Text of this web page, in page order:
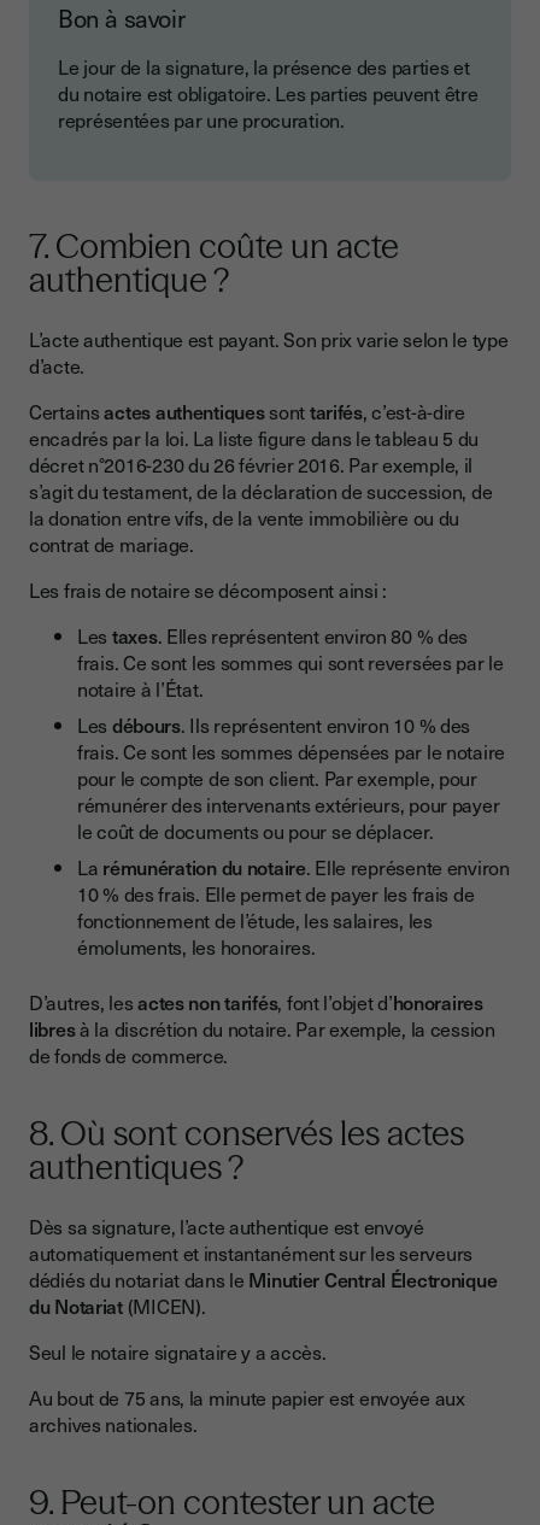
Bon à savoir
Le jour de la signature, la présence des parties et
du notaire est obligatoire. Les parties peuvent être
représentées par une procuration.
7. Combien coûte un acte
authentique ?
L’acte authentique est payant. Son prix varie selon le type
d’acte.
Certainsactes authentiquessonttarifés, c’est-à-dire
encadrés par la loi. La liste figure dans le tableau 5 du
décret n°2016-230 du 26 février 2016. Par exemple, il
s’agit du testament, de la déclaration de succession, de
la donation entre vifs, de la vente immobilière ou du
contrat de mariage.
Les frais de notaire se décomposent ainsi :
Les taxes. Elles représentent environ 80 % des
frais. Ce sont les sommes qui sont reversées par le
notaire à l’État.
Les débours. Ils représentent environ 10 % des
frais. Ce sont les sommes dépensées par le notaire
pour le compte de son client. Par exemple, pour
rémunérer des intervenants extérieurs, pour payer
le coût de documents ou pour se déplacer.
La rémunération du notaire. Elle représente environ
10 % des frais. Elle permet de payer les frais de
fonctionnement de l’étude, les salaires, les
émoluments, les honoraires.
D’autres, lesactes non tarifés, font l’objet d’honoraires
libresà la discrétion du notaire. Par exemple, la cession
de fonds de commerce.
8. Où sont conservés les actes
authentiques ?
Dès sa signature, l’acte authentique est envoyé
automatiquement et instantanément sur les serveurs
dédiés du notariat dans le Minutier Central Électronique
du Notariat(MICEN).
Seul le notaire signataire y a accès.
Au bout de 75 ans, la minute papier est envoyée aux
archives nationales.
9. Peut-on contester un acte